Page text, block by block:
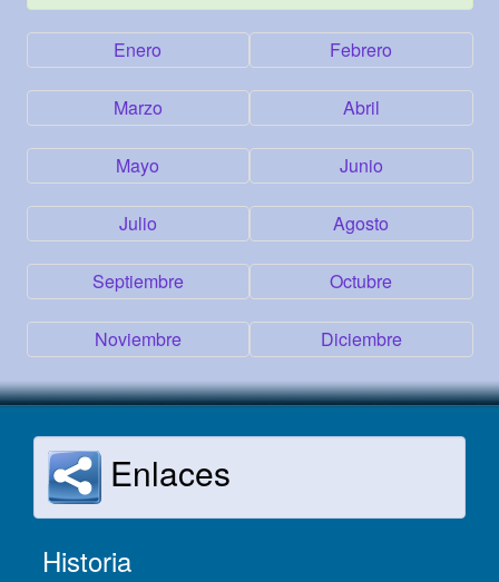
Enero Febrero
Marzo Abril
Mayo Junio
Julio Agosto
Septiembre Octubre
Noviembre Diciembre
Enlaces
Historia